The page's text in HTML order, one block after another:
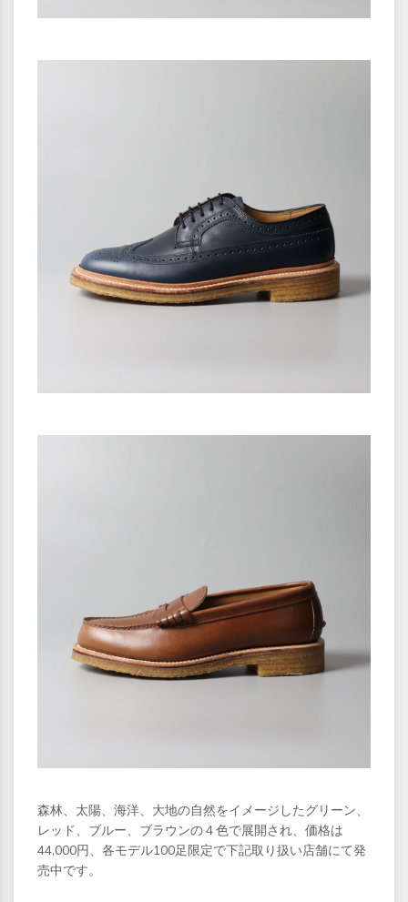
森林、太陽、海洋、大地の自然をイメージしたグリーン、
レッド、ブルー、ブラウンの４色で展開され、価格は
44,000円、各モデル100足限定で下記取り扱い店舗にて発
売中です。